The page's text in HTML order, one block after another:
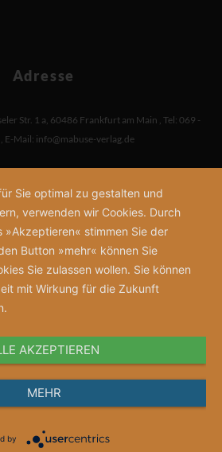
Adresse
Str. 1 a, 60486 Frankfurt am Main , Tel: 069 -
, E-Mail: info@mabuse-verlag.de
Sie optimal zu gestalten und
verwenden wir Cookies. Durch
»Akzeptieren« stimmen Sie der
Button »mehr« können Sie
Sie zulassen wollen. Sie können
mit Wirkung für die Zukunft
AKZEPTIEREN
MEHR
by